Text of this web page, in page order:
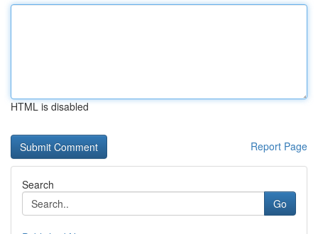
HTML is disabled
Report Page
Search
Go